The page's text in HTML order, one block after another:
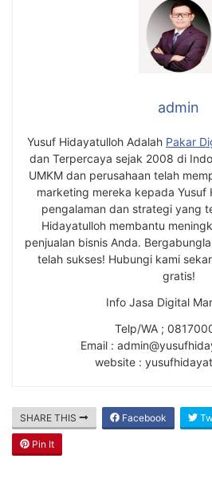
admin
Yusuf Hidayatulloh Adalah Pakar
dan Terpercaya sejak 2008 di
UMKM dan perusahaan telah
marketing mereka kepada Yusuf
pengalaman dan strategi yang
Hidayatulloh membantu
penjualan bisnis Anda.
telah sukses! Hubungi kami
gratis!
Info Jasa Digital
Telp/WA ;
Email :
website :
SHARE THIS Facebook
Pin It